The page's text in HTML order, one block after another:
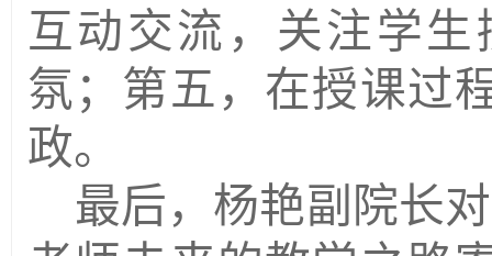
互动交流，关注学
氛；第五，在授课过
政。
最后，杨艳副院长